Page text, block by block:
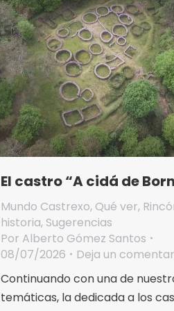
El castro “A cidá de
Mundo Castrexo, Qué ver,
historia, Sugerencias
Por Alberto Gómez Santos
08/07/2026
Deja un
Continuando con una de
temáticas, la dedicada a los